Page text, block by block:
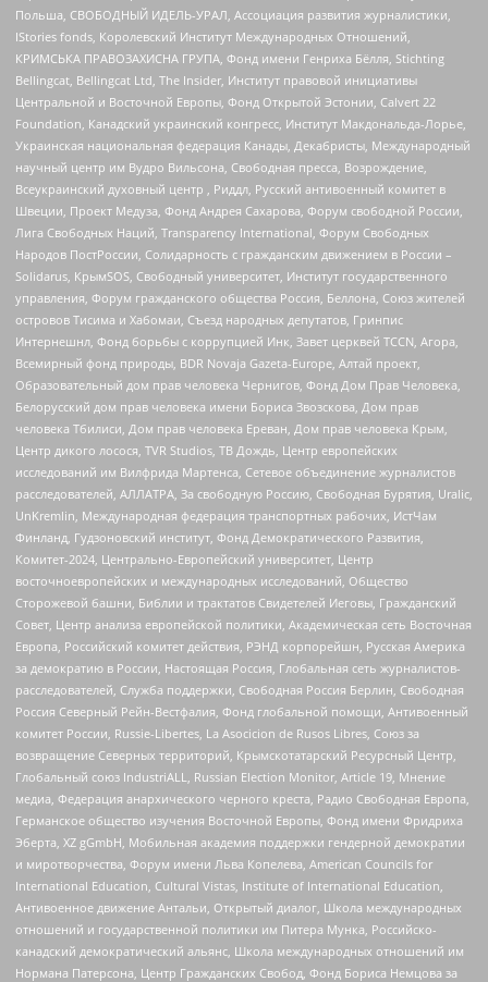
Польша, СВОБОДНЫЙ ИДЕЛЬ-УРАЛ, Ассоциация развития журналистики,
IStories fonds, Королевский Институт Международных Отношений,
КРИМСЬКА ПРАВОЗАХИСНА ГРУПА, Фонд имени Генриха Бёлля, Stichting
Bellingcat, Bellingcat Ltd, The Insider, Институт правовой инициативы
Центральной и Восточной Европы, Фонд Открытой Эстонии, Calvert 22
Foundation, Канадский украинский конгресс, Институт Макдональда-Лорье,
Украинская национальная федерация Канады, Декабристы, Международный
научный центр им Вудро Вильсона, Свободная пресса, Возрождение,
Всеукраинский духовный центр , Риддл, Русский антивоенный комитет в
Швеции, Проект Медуза, Фонд Андрея Сахарова, Форум свободной России,
Лига Свободных Наций, Transparеncy International, Форум Свободных
Народов ПостРоссии, Солидарность с гражданским движением в России –
Solidarus, КрымSOS, Свободный университет, Институт государственного
управления, Форум гражданского общества Россия, Беллона, Союз жителей
островов Тисима и Хабомаи, Съезд народных депутатов, Гринпис
Интернешнл, Фонд борьбы с коррупцией Инк, Завет церквей TCCN, Агора,
Всемирный фонд природы, BDR Novaja Gazeta-Europe, Алтай проект,
Образовательный дом прав человека Чернигов, Фонд Дом Прав Человека,
Белорусский дом прав человека имени Бориса Звозскова, Дом прав
человека Тбилиси, Дом прав человека Ереван, Дом прав человека Крым,
Центр дикого лосося, TVR Studios, ТВ Дождь, Центр европейских
исследований им Вилфрида Мартенса, Сетевое объединение журналистов
расследователей, АЛЛАТРА, За свободную Россию, Свободная Бурятия, Uralic,
UnKremlin, Международная федерация транспортных рабочих, ИстЧам
Финланд, Гудзоновский институт, Фонд Демократического Развития,
Комитет-2024, Центрально-Европейский университет, Центр
восточноевропейских и международных исследований, Общество
Сторожевой башни, Библии и трактатов Свидетелей Иеговы, Гражданский
Совет, Центр анализа европейской политики, Академическая сеть Восточная
Европа, Российский комитет действия, РЭНД корпорейшн, Русская Америка
за демократию в России, Настоящая Россия, Глобальная сеть журналистов-
расследователей, Служба поддержки, Свободная Россия Берлин, Свободная
Россия Северный Рейн-Вестфалия, Фонд глобальной помощи, Антивоенный
комитет России, Russie-Libertes, La Asocicion de Rusos Libres, Союз за
возвращение Северных территорий, Крымскотатарский Ресурсный Центр,
Глобальный союз IndustriALL, Russian Election Monitor, Article 19, Мнение
медиа, Федерация анархического черного креста, Радио Свободная Европа,
Германское общество изучения Восточной Европы, Фонд имени Фридриха
Эберта, XZ gGmbH, Мобильная академия поддержки гендерной демократии
и миротворчества, Форум имени Льва Копелева, American Councils for
International Education, Cultural Vistas, Institute of International Education,
Антивоенное движение Антальи, Открытый диалог, Школа международных
отношений и государственной политики им Питера Мунка, Российско-
канадский демократический альянс, Школа международных отношений им
Нормана Патерсона, Центр Гражданских Свобод, Фонд Бориса Немцова за